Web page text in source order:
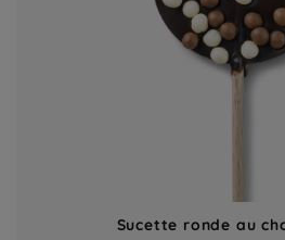
Sucette ronde au